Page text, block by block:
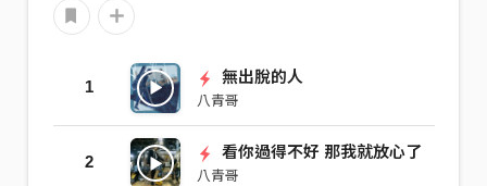
1
無出脫的人
八青哥
2
看你過得不好 那我就放心了
八青哥